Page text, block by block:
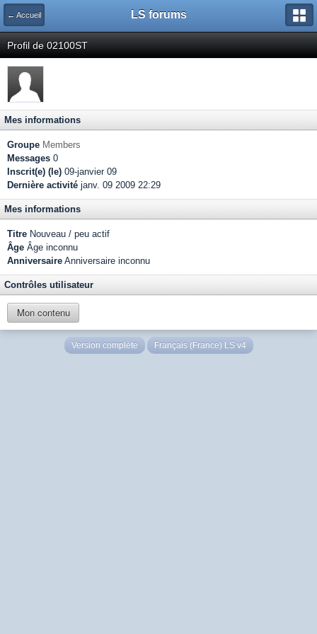
← Accueil LS forums
Profil de 02100ST
Mes informations
Groupe Members
Messages 0
Inscrit(e) (le) 09-janvier 09
Dernière activité janv. 09 2009 22:29
Mes informations
Titre Nouveau / peu actif
Âge Âge inconnu
Anniversaire Anniversaire inconnu
Contrôles utilisateur
Mon contenu
Version complète Français (France) LS v4